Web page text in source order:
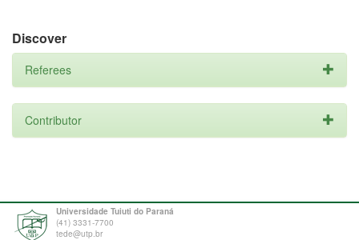
Discover
Referees
Contributor
Universidade Tuiuti do Paraná
(41) 3331-7700
tede@utp.br